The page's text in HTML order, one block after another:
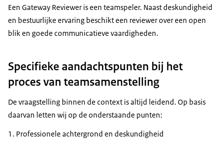
Een Gateway Reviewer is een teamspeler. Naast deskundigheid
en bestuurlijke ervaring beschikt een reviewer over een open
blik en goede communicatieve vaardigheden.
Specifieke aandachtspunten bij het
proces van teamsamenstelling
De vraagstelling binnen de context is altijd leidend. Op basis
daarvan letten wij op de onderstaande punten:
Professionele achtergrond en deskundigheid